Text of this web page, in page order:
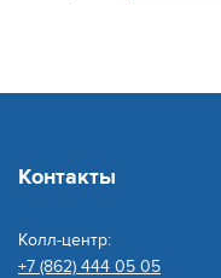
Контакты
Колл-центр:
+7 (862) 444 05 05